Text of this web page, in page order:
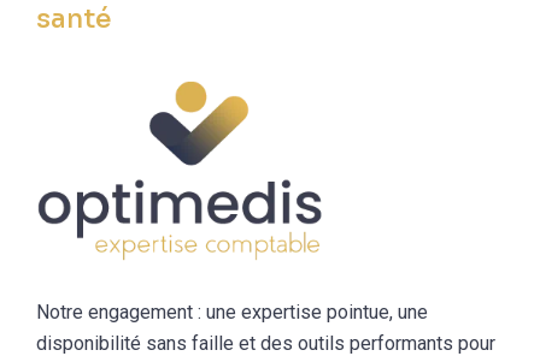
santé
Notre engagement : une expertise pointue, une
disponibilité sans faille et des outils performants pour